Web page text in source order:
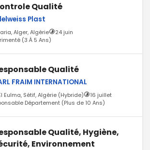
Qualité
Plast
Alger, Algérie
24 juin
(3 À 5 Ans)
Qualité
FRAIM INTERNATIONAL
Eulma, Sétif, Algérie (Hybride)
16 juillet
Département (Plus de 10 Ans)
Qualité, Hygiène,
Environnement